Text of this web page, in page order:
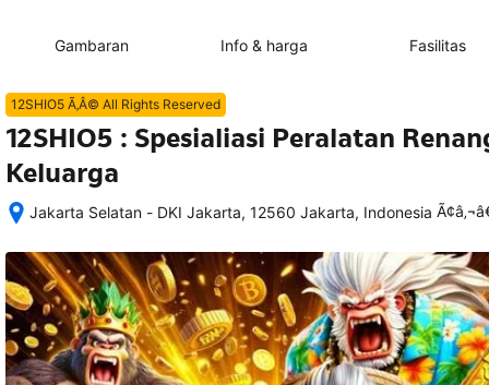
Gambaran Info & harga Fasilitas
12SHIO5 Ã‚Â© All Rights Reserved
12SHIO5 : Spesialiasi Peralatan
Keluarga
Jakarta Selatan - DKI Jakarta, 12560 Jakarta, Indonesia
memesan,
semua
rincian
akomodasi
termasuk
nomor